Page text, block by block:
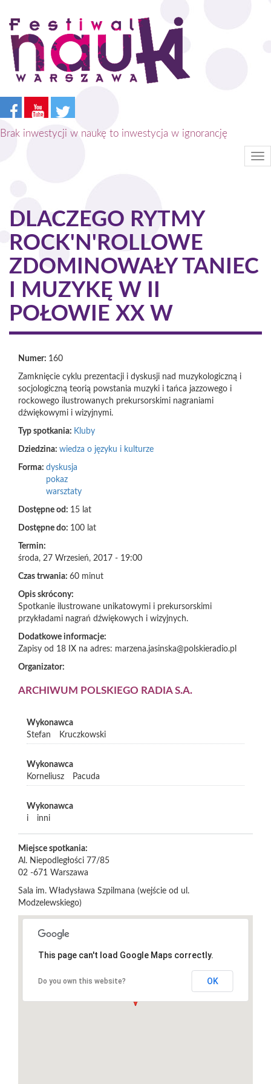
Przejdź
treści
Brak inwestycji w naukę to inwestycja w ignorancję
DLACZEGO RYTMY
ROCK'N'ROLLOWE
ZDOMINOWAŁY TANIEC
I MUZYKĘ W II
POŁOWIE XX W
Numer: 160
Zamknięcie cyklu prezentacji i dyskusji nad muzykologiczną i
socjologiczną teorią powstania muzyki i tańca jazzowego i
rockowego ilustrowanych prekursorskimi nagraniami
dźwiękowymi i wizyjnymi.
Typ spotkania: Kluby
Dziedzina: wiedza o języku i kulturze
Forma: dyskusja
pokaz
warsztaty
Dostępne od: 15 lat
Dostępne do: 100 lat
Termin:
środa, 27 Wrzesień, 2017 - 19:00
Czas trwania: 60 minut
Opis skrócony:
Spotkanie ilustrowane unikatowymi i prekursorskimi
przykładami nagrań dźwiękowych i wizyjnych.
Dodatkowe informacje:
Zapisy od 18 IX na adres: marzena.jasinska@polskieradio.pl
Organizator:
ARCHIWUM POLSKIEGO RADIA S.A.
Wykonawca
Stefan
Kruczkowski
Wykonawca
Korneliusz
Pacuda
Wykonawca
i
inni
Miejsce spotkania:
Al. Niepodległości 77/85
02 -671 Warszawa
Sala im. Władysława Szpilmana (wejście od ul.
Modzelewskiego)
This page can't load Google Maps correctly.
Do you own this website? OK